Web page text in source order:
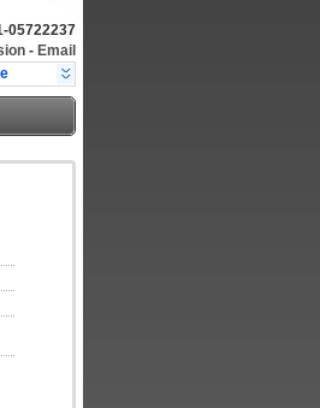
05722237
- Email